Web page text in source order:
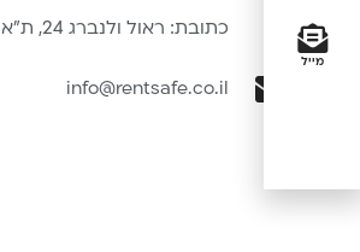
כתובת: ראול ולנברג 24, ת״א
info@rentsafe.co.il
מייל